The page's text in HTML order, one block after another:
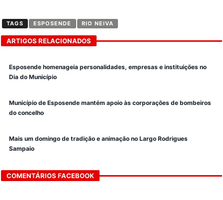
TAGS ESPOSENDE RIO NEIVA
ARTIGOS RELACIONADOS
Esposende homenageia personalidades, empresas e instituições no
Dia do Município
Município de Esposende mantém apoio às corporações de bombeiros
do concelho
Mais um domingo de tradição e animação no Largo Rodrigues
Sampaio
COMENTÁRIOS FACEBOOK